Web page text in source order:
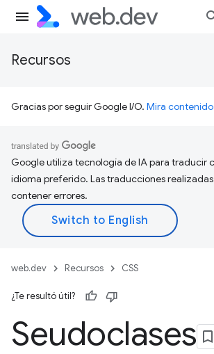
Recursos
Gracias por seguir Google I/O. Mira
Google utiliza tecnología de IA para traducir
idioma preferido. Las traducciones
contener errores.
web.dev Recursos CSS
¿Te resultó útil?
Seudoclases